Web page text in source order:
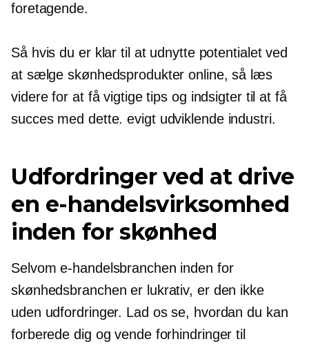
foretagende.
Så hvis du er klar til at udnytte potentialet ved
at sælge skønhedsprodukter online, så læs
videre for at få vigtige tips og indsigter til at få
succes med dette.evigt udviklendeindustri.
Udfordringer ved at drive
en e-handelsvirksomhed
inden for skønhed
Selvom e-handelsbranchen inden for
skønhedsbranchen er lukrativ, er den ikke
uden udfordringer. Lad os se, hvordan du kan
forberede dig og vende forhindringer til